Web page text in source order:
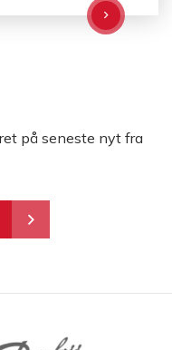
på seneste nyt fra